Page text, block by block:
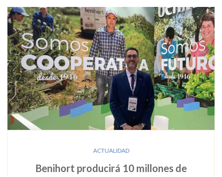
ACTUALIDAD
Benihort producirá 10 millones de